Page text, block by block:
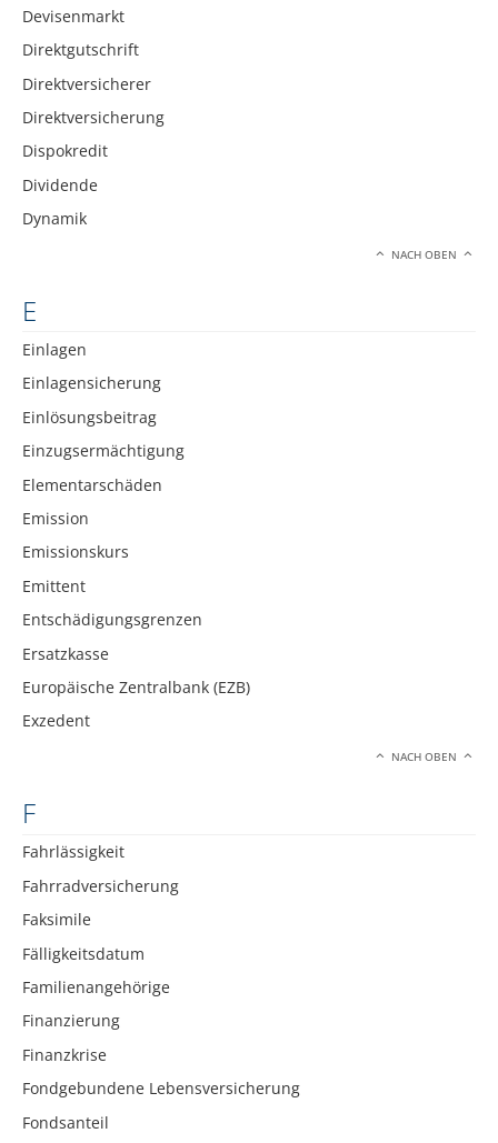
Devisenmarkt
Direktgutschrift
Direktversicherer
Direktversicherung
Dispokredit
Dividende
Dynamik
NACH OBEN
E
Einlagen
Einlagensicherung
Einlösungsbeitrag
Einzugsermächtigung
Elementarschäden
Emission
Emissionskurs
Emittent
Entschädigungsgrenzen
Ersatzkasse
Europäische Zentralbank (EZB)
Exzedent
NACH OBEN
F
Fahrlässigkeit
Fahrradversicherung
Faksimile
Fälligkeitsdatum
Familienangehörige
Finanzierung
Finanzkrise
Fondgebundene Lebensversicherung
Fondsanteil